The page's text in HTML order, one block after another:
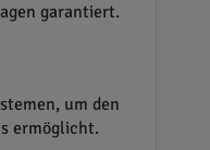
garantiert.
um den
ermöglicht.